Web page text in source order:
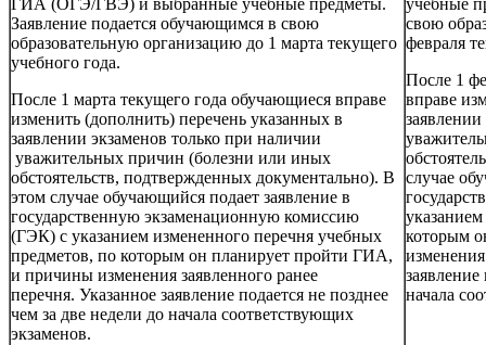
ГИА (ОГЭ/ГВЭ) и выбранные учебные предметы.
Заявление подается обучающимся в свою
образовательную организацию до 1 марта текущего
учебного года.
После 1 марта текущего года обучающиеся вправе
изменить (дополнить) перечень указанных в
заявлении экзаменов только при наличии
уважительных причин (болезни или иных
обстоятельств, подтвержденных документально). В
этом случае обучающийся подает заявление в
государственную экзаменационную комиссию
(ГЭК) с указанием измененного перечня учебных
предметов, по которым он планирует пройти ГИА,
и причины изменения заявленного ранее
перечня. Указанное заявление подается не позднее
чем за две недели до начала соответствующих
экзаменов.
учебные
свою
февраля
После 1
вправе
случае
которым
заявление